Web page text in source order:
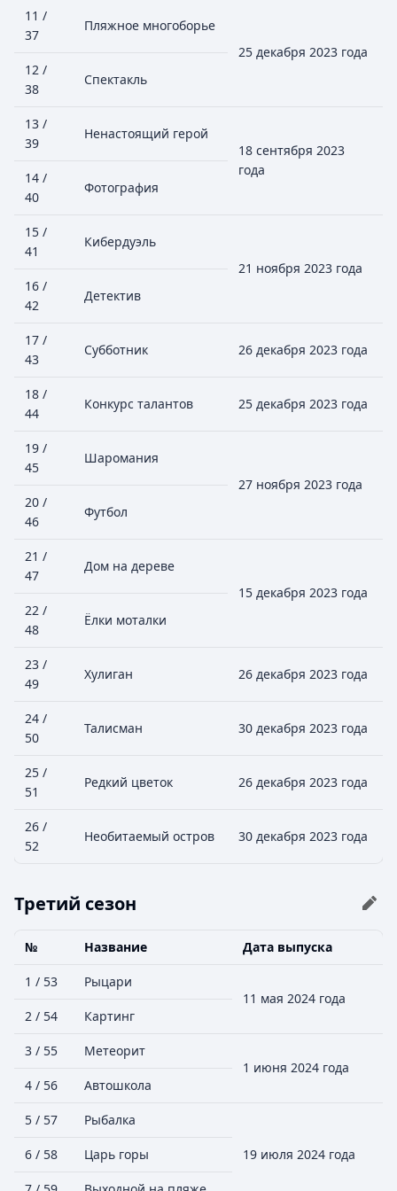
11 /
37
Пляжное многоборье
25 декабря 2023 года
12 /
38
Спектакль
13 /
39
Ненастоящий герой
18 сентября 2023
года
14 /
40
Фотография
15 /
41
Кибердуэль
21 ноября 2023 года
16 /
42
Детектив
17 /
43
Субботник 26 декабря 2023 года
18 /
44
Конкурс талантов 25 декабря 2023 года
19 /
45
Шаромания
27 ноября 2023 года
20 /
46
Футбол
21 /
47
Дом на дереве
15 декабря 2023 года
22 /
48
Ёлки моталки
23 /
49
Хулиган 26 декабря 2023 года
24 /
50
Талисман 30 декабря 2023 года
25 /
51
Редкий цветок 26 декабря 2023 года
26 /
52
Необитаемый остров 30 декабря 2023 года
Третий сезон
№ Название Дата выпуска
1 / 53
Рыцари
11 мая 2024 года
2 / 54
Картинг
3 / 55
Метеорит
1 июня 2024 года
4 / 56
Автошкола
5 / 57 Рыбалка
19 июля 2024 года
6 / 58 Царь горы